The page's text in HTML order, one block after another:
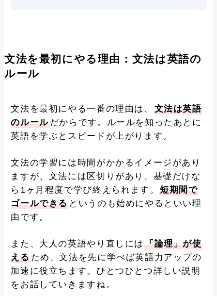
文法を最初にやる理由：文法は英語の
ルール
文法を最初にやる一番の理由は、 文法は英語
のルールだからです。ルールを知ったあとに
英語を学ぶとスピードが上がります。
文法の学習には時間がかかるイメージがあり
ますが、文法には区切りがあり、基礎だけな
ら1ヶ月程度で学び終えられます。短期間で
ゴールできる というのも始めにやるといい理
由です。
また、大人の英語やり直しには 「論理」が使
えるため、文法を先に学べば英語力アップの
加速に役立ちます。ひとつひとつ詳しい説明
をお話していきますね。